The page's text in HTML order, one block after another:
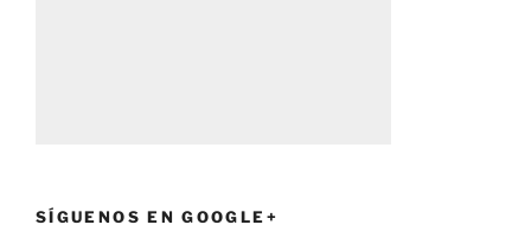
SÍGUENOS EN GOOGLE+